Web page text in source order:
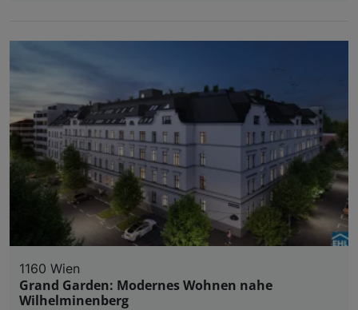
1160 Wien
Grand Garden: Modernes Wohnen nahe
Wilhelminenberg